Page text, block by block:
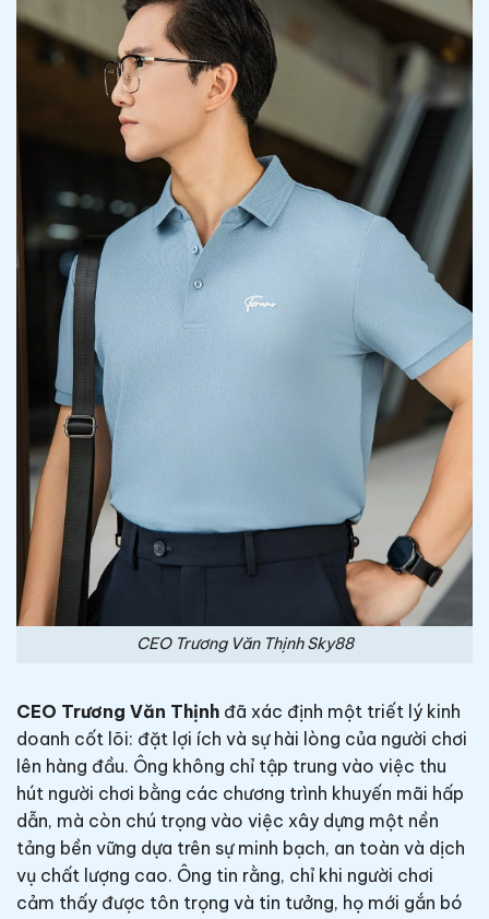
CEO Trương Văn Thịnh Sky88
CEO Trương Văn Thịnh đã xác định một triết lý kinh
doanh cốt lõi: đặt lợi ích và sự hài lòng của người chơi
lên hàng đầu. Ông không chỉ tập trung vào việc thu
hút người chơi bằng các chương trình khuyến mãi hấp
dẫn, mà còn chú trọng vào việc xây dựng một nền
tảng bền vững dựa trên sự minh bạch, an toàn và dịch
vụ chất lượng cao. Ông tin rằng, chỉ khi người chơi
cảm thấy được tôn trọng và tin tưởng, họ mới gắn bó